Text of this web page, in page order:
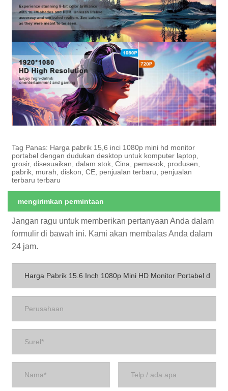
Tag Panas: Harga pabrik 15,6 inci 1080p mini hd monitor
portabel dengan dudukan desktop untuk komputer laptop,
grosir, disesuaikan, dalam stok, Cina, pemasok, produsen,
pabrik, murah, diskon, CE, penjualan terbaru, penjualan
terbaru terbaru
mengirimkan permintaan
Jangan ragu untuk memberikan pertanyaan Anda dalam
formulir di bawah ini. Kami akan membalas Anda dalam
24 jam.